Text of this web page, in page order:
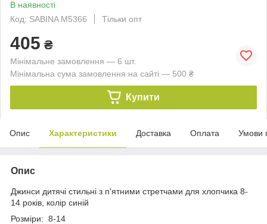
В наявності
Код: SABINA М5366
Тільки опт
405 ₴
Мінімальне замовлення — 6 шт.
Мінімальна сума замовлення на сайті — 500 ₴
Купити
Опис Характеристики Доставка Оплата Умови
Опис
Джинси дитячі стильні з п'ятними стретчами для хлопчика 8-
14 років, колір синій
Розміри: 8-14